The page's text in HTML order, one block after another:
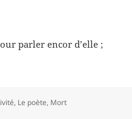
parler encor d’elle ;
, Le poète, Mort